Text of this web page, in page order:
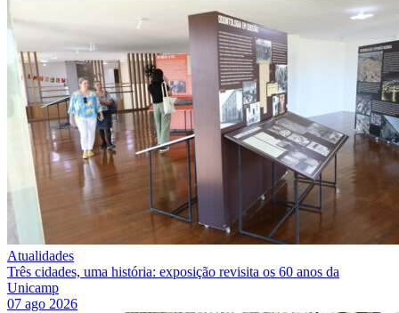
Atualidades
Três cidades, uma história: exposição revisita os 60 anos da
Unicamp
07 ago 2026